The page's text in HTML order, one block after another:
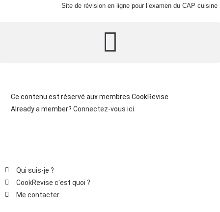
Site de révision en ligne pour l’examen du CAP cuisine
Ce contenu est réservé aux membres CookRevise
Already a member?Connectez-vous ici
Qui suis-je ?
CookRevise c'est quoi ?
Me contacter